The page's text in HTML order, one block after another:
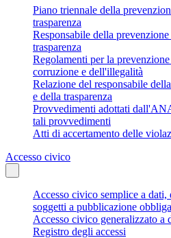
Piano triennale della
trasparenza
Responsabile della
trasparenza
Regolamenti per la
corruzione e dell'illegalità
Relazione del responsabile
e della trasparenza
Provvedimenti adottati
tali provvedimenti
Atti di accertamento delle
Accesso civico
Accesso civico semplice a
soggetti a pubblicazione
Accesso civico generalizzato a
Registro degli accessi